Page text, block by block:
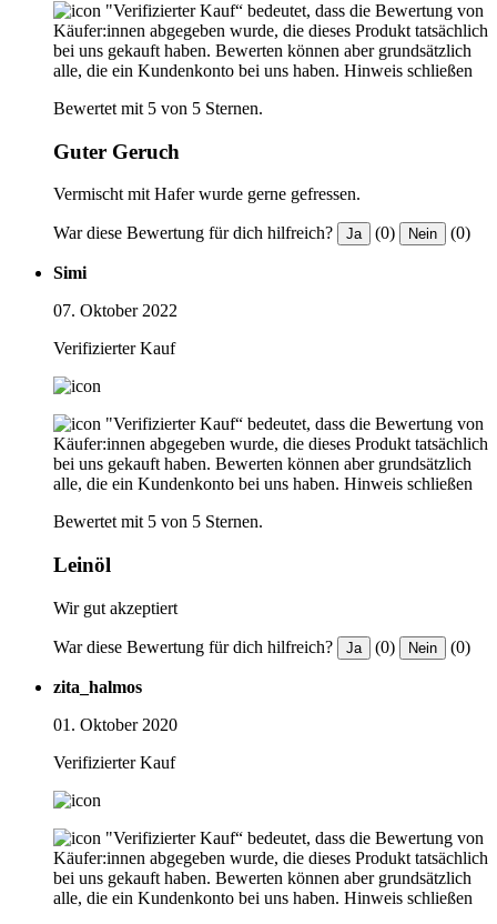
"Verifizierter Kauf“ bedeutet, dass die Bewertung von
Käufer:innen abgegeben wurde, die dieses Produkt tatsächlich
bei uns gekauft haben. Bewerten können aber grundsätzlich
alle, die ein Kundenkonto bei uns haben. Hinweis schließen
Bewertet mit 5 von 5 Sternen.
Guter Geruch
Vermischt mit Hafer wurde gerne gefressen.
War diese Bewertung für dich hilfreich? Ja (0) Nein (0)
Simi
07. Oktober 2022
Verifizierter Kauf
"Verifizierter Kauf“ bedeutet, dass die Bewertung von
Käufer:innen abgegeben wurde, die dieses Produkt tatsächlich
bei uns gekauft haben. Bewerten können aber grundsätzlich
alle, die ein Kundenkonto bei uns haben. Hinweis schließen
Bewertet mit 5 von 5 Sternen.
Leinöl
Wir gut akzeptiert
War diese Bewertung für dich hilfreich? Ja (0) Nein (0)
zita_halmos
01. Oktober 2020
Verifizierter Kauf
"Verifizierter Kauf“ bedeutet, dass die Bewertung von
Käufer:innen abgegeben wurde, die dieses Produkt tatsächlich
bei uns gekauft haben. Bewerten können aber grundsätzlich
alle, die ein Kundenkonto bei uns haben. Hinweis schließen